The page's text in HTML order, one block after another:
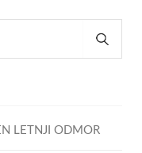
LETNJI ODMOR